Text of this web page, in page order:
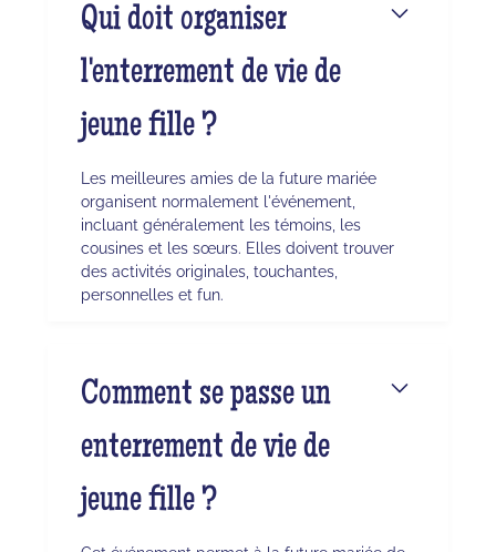
Qui doit organiser
l'enterrement de vie de
jeune fille ?
Les meilleures amies de la future mariée
organisent normalement l'événement,
incluant généralement les témoins, les
cousines et les sœurs. Elles doivent trouver
des activités originales, touchantes,
personnelles et fun.
Comment se passe un
enterrement de vie de
jeune fille ?